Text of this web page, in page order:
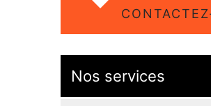
Nos services